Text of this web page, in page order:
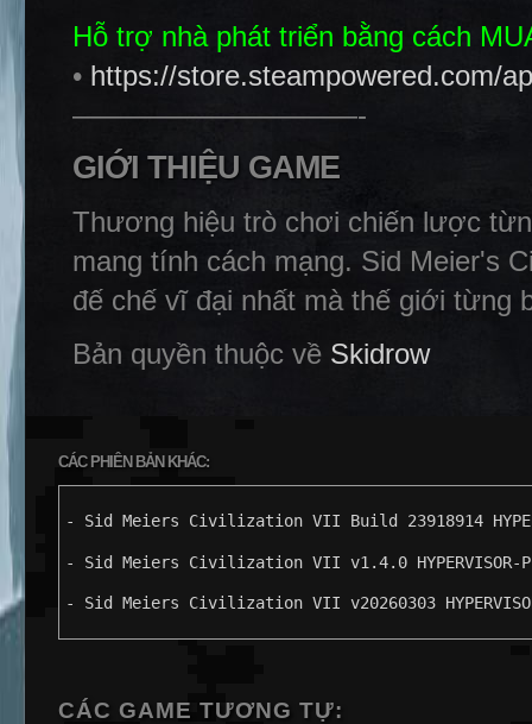
Hỗ trợ nhà phát triển bằng cách
• https://store.steampowered.com/
——————————-
GIỚI THIỆU GAME
Thương hiệu trò chơi chiến lược
mang tính cách mạng. Sid Meier's
đế chế vĩ đại nhất mà thế giới từng
Bản quyền thuộc về Skidrow
CÁC PHIÊN BẢN KHÁC:
- Sid Meiers Civilization VII Build 23918914
- Sid Meiers Civilization VII v1.4.0 HYPERVISOR-
- Sid Meiers Civilization VII v20260303
CÁC GAME TƯƠNG TỰ: